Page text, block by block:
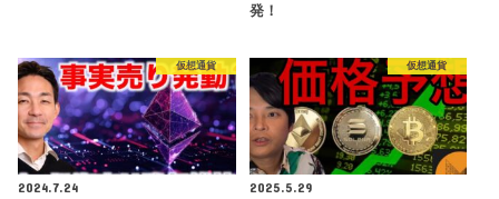
発！
仮想通貨
2024.7.24
仮想通貨
2025.5.29